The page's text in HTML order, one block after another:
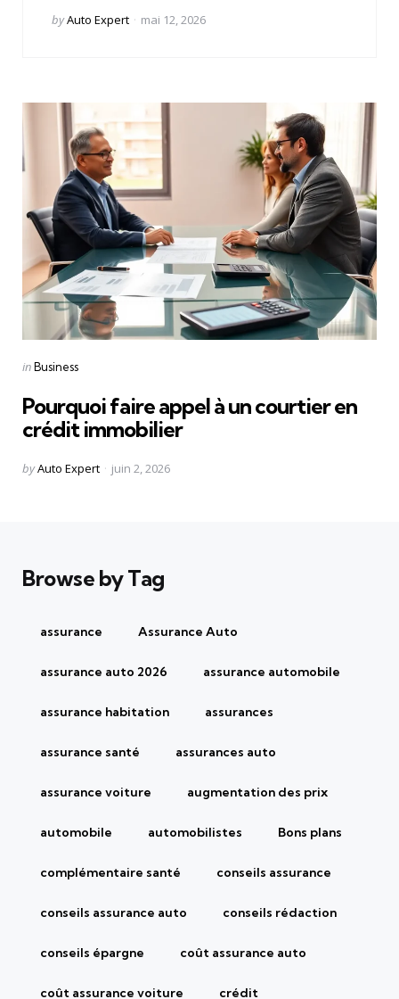
Posted
byAuto Expert mai 12, 2026
Categories
Posted
inBusiness
Pourquoi faire appel à un courtier en
crédit immobilier
Posted
byAuto Expert juin 2, 2026
Browse by Tag
assurance Assurance Auto
assurance auto 2026 assurance automobile
assurance habitation assurances
assurance santé assurances auto
assurance voiture augmentation des prix
automobile automobilistes Bons plans
complémentaire santé conseils assurance
conseils assurance auto conseils rédaction
conseils épargne coût assurance auto
coût assurance voiture crédit